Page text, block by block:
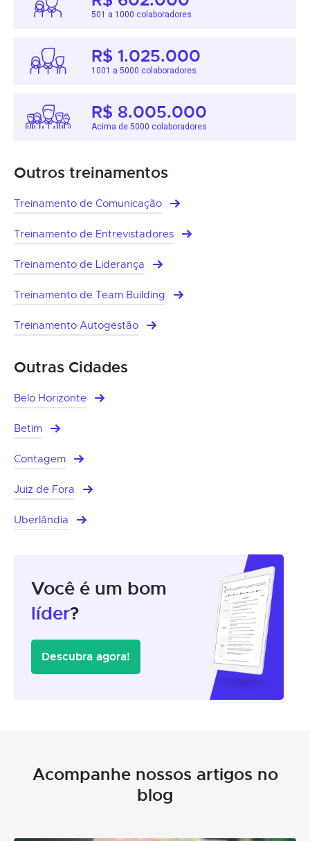
501 a 1000 colaboradores
R$ 1.025.000
1001 a 5000 colaboradores
R$ 8.005.000
Acima de 5000 colaboradores
Outros treinamentos
Treinamento de Comunicação
Treinamento de Entrevistadores
Treinamento de Liderança
Treinamento de Team Building
Treinamento Autogestão
Outras Cidades
Belo Horizonte
Betim
Contagem
Juiz de Fora
Uberlândia
Você é um bom
líder?
Descubra agora!
Acompanhe nossos artigos no
blog